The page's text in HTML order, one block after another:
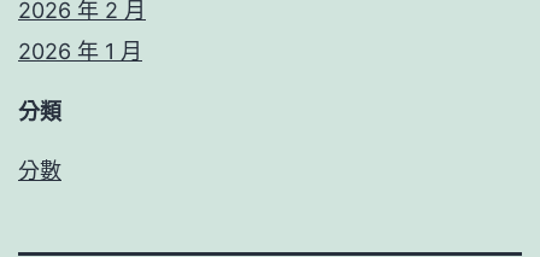
2026 年 2 月
2026 年 1 月
分類
分數